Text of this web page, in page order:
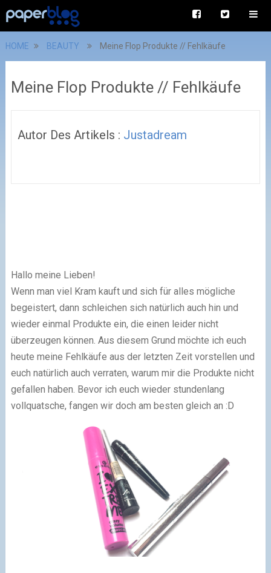
HOME BEAUTY Meine Flop Produkte // Fehlkäufe
Meine Flop Produkte // Fehlkäufe
Autor Des Artikels : Justadream
Hallo meine Lieben!
Wenn man viel Kram kauft und sich für alles mögliche
begeistert, dann schleichen sich natürlich auch hin und
wieder einmal Produkte ein, die einen leider nicht
überzeugen können. Aus diesem Grund möchte ich euch
heute meine Fehlkäufe aus der letzten Zeit vorstellen und
euch natürlich auch verraten, warum mir die Produkte nicht
gefallen haben. Bevor ich euch wieder stundenlang
vollquatsche, fangen wir doch am besten gleich an :D